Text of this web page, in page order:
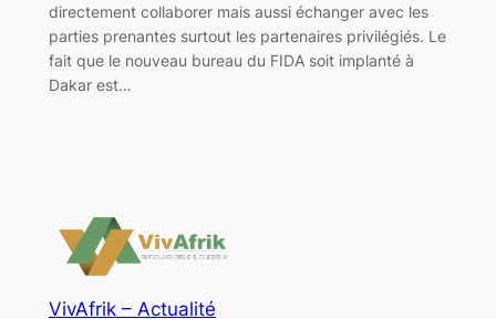
directement collaborer mais aussi échanger avec les
parties prenantes surtout les partenaires privilégiés. Le
fait que le nouveau bureau du FIDA soit implanté à
Dakar est…
VivAfrik – Actualité